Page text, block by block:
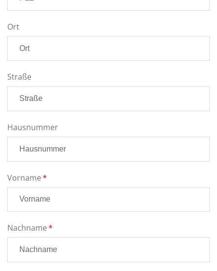
Ort
Straße
Hausnummer
Vorname
Nachname